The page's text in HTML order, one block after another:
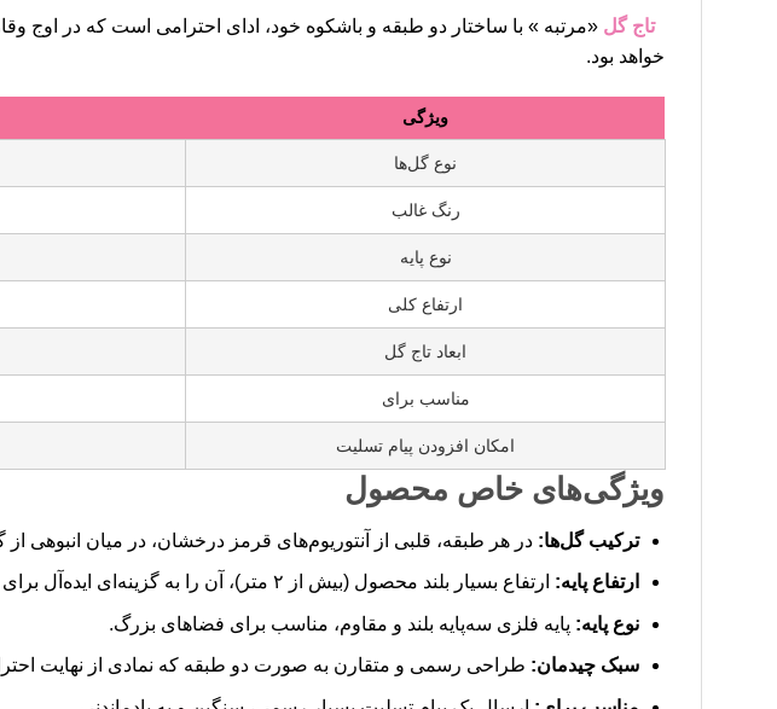
تاج گل «مرتبه » با ساختار دو طبقه و باشکوه خود، ادای احترامی است که در اوج
خواهد بود.
ویژگی
نوع گل‌ها
رنگ غالب
نوع پایه
ارتفاع کلی
ابعاد تاج گل
مناسب برای
امکان افزودن پیام تسلیت
ویژگی‌های خاص محصول
ترکیب گل‌ها: در هر طبقه، قلبی از آنتوریوم‌های قرمز درخشان، در میان
ارتفاع پایه: ارتفاع بسیار بلند محصول (بیش از ۲ متر)، آن را به گزینه‌ای ایده‌آل برای سالن‌های بزرگ و مراسم رسمی تبدیل کرده است.
نوع پایه: پایه فلزی سه‌پایه بلند و مقاوم، مناسب برای فضاهای بزرگ.
سبک چیدمان: طراحی رسمی و متقارن به صورت دو طبقه که نمادی از نهایت